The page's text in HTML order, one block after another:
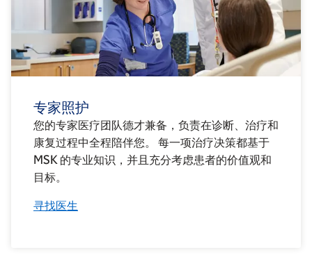
专家照护
您的专家医疗团队德才兼备，负责在诊断、治疗和
康复过程中全程陪伴您。 每一项治疗决策都基于
MSK 的专业知识，并且充分考虑患者的价值观和
目标。
寻找医生